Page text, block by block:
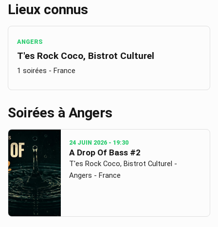
Lieux connus
ANGERS
T'es Rock Coco, Bistrot Culturel
1 soirées - France
Soirées à Angers
24 JUIN 2026 - 19:30
A Drop Of Bass #2
T'es Rock Coco, Bistrot Culturel -
Angers - France